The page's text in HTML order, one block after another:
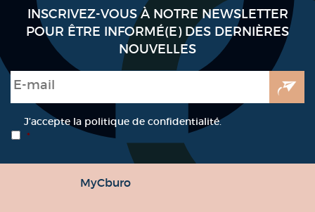
INSCRIVEZ-VOUS À NOTRE NEWSLETTER
POUR ÊTRE INFORMÉ(E) DES DERNIÈRES
NOUVELLES
E-mail
RGPD *
J’accepte la politique de confidentialité.
*
MyCburo